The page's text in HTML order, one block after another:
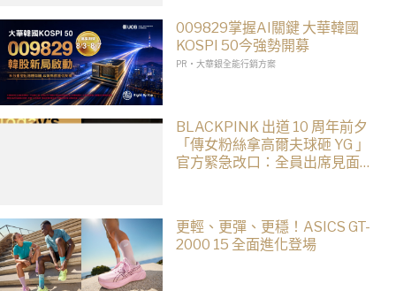
009829掌握AI關鍵 大華韓國
KOSPI 50今強勢開募
PR・大華銀全能行銷方案
BLACKPINK 出道 10 周年前夕
「傳女粉絲拿高爾夫球砸 YG 」
官方緊急改口：全員出席見面
更輕、更彈、更穩！ASICS GT-
2000 15 全面進化登場